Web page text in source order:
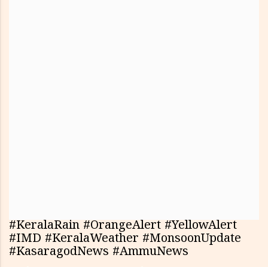
#KeralaRain #OrangeAlert #YellowAlert
#IMD #KeralaWeather #MonsoonUpdate
#KasaragodNews #AmmuNews